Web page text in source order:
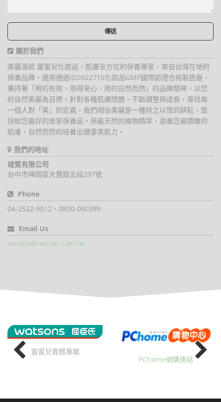
關於我們
美麗源起 蕾蜜兒化妝品，肌膚全方位的保養專家，來自台灣在地的
保養品牌，選用通過ISO022716化妝品GMP國際認證合格製造廠，
秉持著「用的有效、用得安心、用的自然而然」的品牌精神，以您
的自然美麗為目標，針對各種肌膚問題，不斷調整與成長，尋找每
一個人對「美」的定義，我們相信美麗是一種持之以恆的耕耘，堅
持給您最好的居家保養品，用最天然的植物精萃，滋養您最嬌嫩的
肌膚，自然而然的培養出健康美肌力。
我們的地址
竣賀有限公司
台中市神岡區大豐路五段297號
Phone
04-2522-9012、0800-060399
Email Us
service@remier.com.tw
蕾蜜兒實體專櫃
PChome網購連結